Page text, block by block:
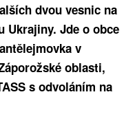
dvou vesnic na
Ukrajiny. Jde o obce
v
oblasti,
s odvoláním na